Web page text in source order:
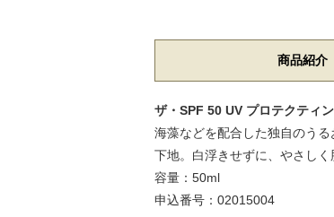
商品紹介
ザ・SPF 50 UV プロテクティ
海藻などを配合した独自のう
下地。白浮きせずに、やさし
容量：50ml
申込番号：02015004